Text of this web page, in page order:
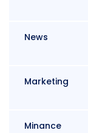
News
Marketing
Minance